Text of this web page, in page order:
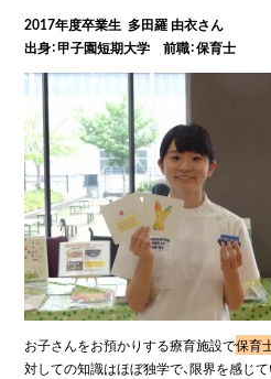
2017年度卒業生 多田羅 由衣さん
出身：甲子園短期大学 前職：保育士
お子さんをお預かりする療育施設で保育
対しての知識はほぼ独学で、限界を感じて